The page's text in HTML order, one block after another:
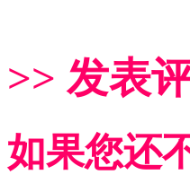
>> 发表
如果您还